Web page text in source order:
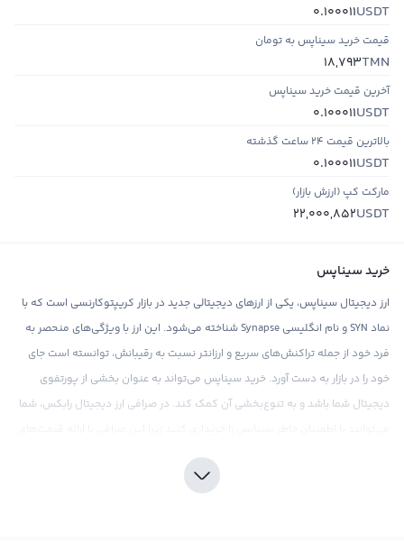
USDT
0.100011
قیمت خرید سیناپس به تومان
TMN
18,793
آخرین قیمت خرید سیناپس
USDT
0.100011
بالاترین قیمت ۲۴ ساعت گذشته
USDT
0.100011
مارکت کپ (ارزش بازار)
USDT
22,000,852
خرید سیناپس
ارز دیجیتال سیناپس، یکی از ارزهای دیجیتالی جدید در بازار کریپتوکارنسی است که با
نماد SYN و نام انگلیسی Synapse شناخته می‌شود. این ارز با ویژگی‌های منحصر به
فرد خود از جمله تراکنش‌های سریع و ارزانتر نسبت به رقیبانش، توانسته است جای
خود را در بازار به دست آورد. خرید سیناپس می‌تواند به عنوان بخشی از پورتفوی
دیجیتال شما باشد و به تنوع‌بخشی آن کمک کند. در صرافی ارز دیجیتال رابکس، شما
رقابتی و کارمزد پایین، تجربه خریدی مطلوب را برای کاربرانش فراهم می‌کند.
سرمایه‌گذاری در سیناپس، مانند هر نوع سرمایه‌گذاری دیگری در بازار ارزهای دیجیتال،